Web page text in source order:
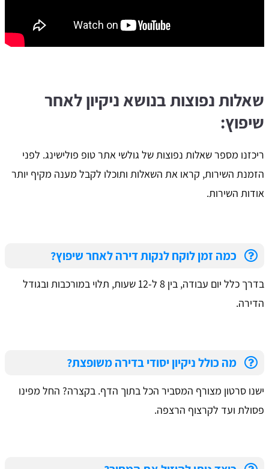
שאלות נפוצות בנושא ניקיון לאחר
שיפוץ:
ריכזנו מספר שאלות נפוצות של גולשי אתר טופ פולישינג. לפני
הזמנת השירות, קראו את השאלות ותוכלו לקבל מענה מקיף יותר
אודות השירות.
כמה זמן לוקח לנקות דירה לאחר שיפוץ?
בדרך כלל יום עבודה, בין 8 ל-12 שעות, תלוי במורכבות ובגודל
הדירה.
מה כולל ניקיון יסודי בדירה משופצת?
ישנו סרטון מצורף המסביר הכל בתוך הדף. בקצרה? החל מפינו
פסולת ועד לקרצוף הרצפה.